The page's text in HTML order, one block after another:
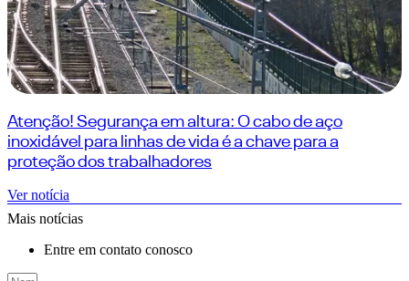
Atenção! Segurança em altura: O cabo de aço
inoxidável para linhas de vida é a chave para a
proteção dos trabalhadores
Ver notícia
Mais notícias
Entre em contato conosco